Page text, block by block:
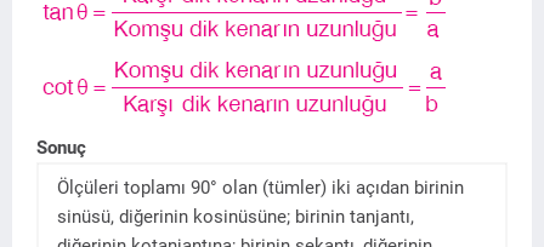
Sonuç
Ölçüleri toplamı 90° olan (tümler) iki açıdan birinin
sinüsü, diğerinin kosinüsüne; birinin tanjantı,